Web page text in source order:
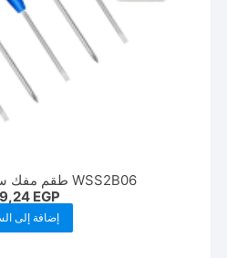
WSS2B06 طقم مفك ساعاتي wadfow
EGP
إضافة إلى